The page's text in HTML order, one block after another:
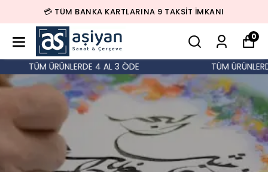
💳 TÜM BANKA KARTLARINA 9 TAKSİT İMKANI
0
TÜM ÜRÜNLERDE 4 AL 3 ÖDE TÜM